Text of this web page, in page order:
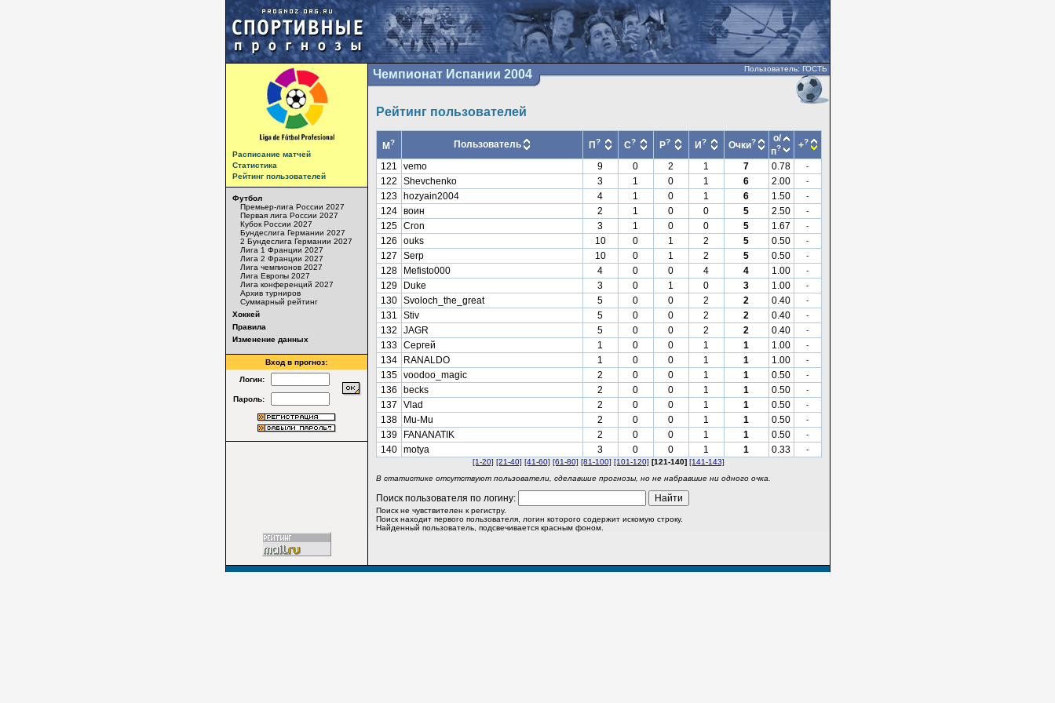
Расписание матчей
Статистика
Рейтинг пользователей
Футбол
Премьер-лига России 2027
Первая лига России 2027
Кубок России 2027
Бундеслига Германии 2027
2 Бундеслига Германии 2027
Лига 1 Франции 2027
Лига 2 Франции 2027
Лига чемпионов 2027
Лига Европы 2027
Лига конференций 2027
Архив турниров
Суммарный рейтинг
Хоккей
Правила
Изменение данных
Вход в прогноз:
Логин:
Пароль:
Чемпионат Испании 2004 Пользователь: ГОСТЬ
Рейтинг пользователей
М? Пользователь П? С? Р? И? Очки?
о/
п? +?
121 vemo 9 0 2 1 7 0.78 -
122 Shevchenko 3 1 0 1 6 2.00 -
123 hozyain2004 4 1 0 1 6 1.50 -
124 воин 2 1 0 0 5 2.50 -
125 Cron 3 1 0 0 5 1.67 -
126 ouks 10 0 1 2 5 0.50 -
127 Serp 10 0 1 2 5 0.50 -
128 Mefisto000 4 0 0 4 4 1.00 -
129 Duke 3 0 1 0 3 1.00 -
130 Svoloch_the_great 5 0 0 2 2 0.40 -
131 Stiv 5 0 0 2 2 0.40 -
132 JAGR 5 0 0 2 2 0.40 -
133 Сергей 1 0 0 1 1 1.00 -
134 RANALDO 1 0 0 1 1 1.00 -
135 voodoo_magic 2 0 0 1 1 0.50 -
136 becks 2 0 0 1 1 0.50 -
137 Vlad 2 0 0 1 1 0.50 -
138 Mu-Mu 2 0 0 1 1 0.50 -
139 FANANATIK 2 0 0 1 1 0.50 -
140 motya 3 0 0 1 1 0.33
-
[1-20] [21-40] [41-60] [61-80] [81-100] [101-120] [121-140] [141-143]
В статистике отсутствуют пользователи, сделавшие прогнозы, но не набравшие ни одного очка.
Поиск пользователя по логину:
Поиск не чувствителен к регистру.
Поиск находит первого пользователя, логин которого содержит искомую строку.
Найденный пользователь, подсвечивается красным фоном.